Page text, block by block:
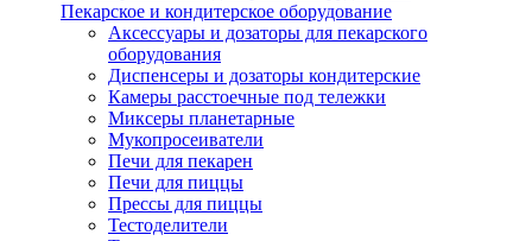
Пекарское и кондитерское оборудование
Аксессуары и дозаторы для пекарского
оборудования
Диспенсеры и дозаторы кондитерские
Камеры расстоечные под тележки
Миксеры планетарные
Мукопросеиватели
Печи для пекарен
Печи для пиццы
Прессы для пиццы
Тестоделители